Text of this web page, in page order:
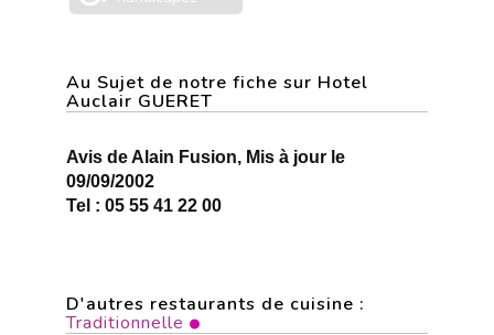
Au Sujet de notre fiche sur Hotel
Auclair GUERET
Avis de Alain Fusion, Mis à jour le
09/09/2002
Tel : 05 55 41 22 00
D'autres restaurants de cuisine :
Traditionnelle